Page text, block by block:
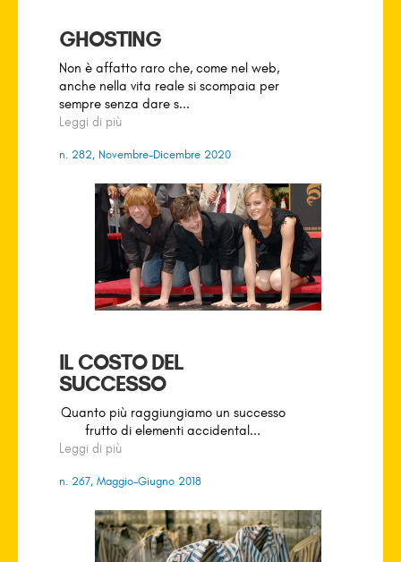
GHOSTING
Non è affatto raro che, come nel web,
anche nella vita reale si scompaia per
sempre senza dare s...
Leggi di più
n. 282, Novembre-Dicembre 2020
IL COSTO DEL
SUCCESSO
Quanto più raggiungiamo un successo
frutto di elementi accidental...
Leggi di più
n. 267, Maggio-Giugno 2018